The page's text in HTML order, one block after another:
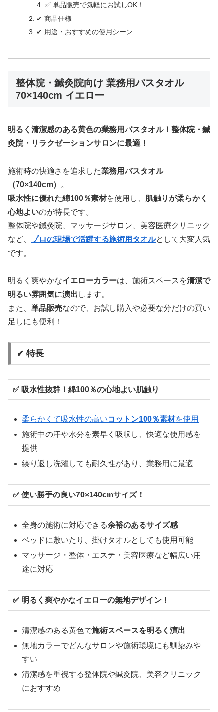
✅ 単品販売で気軽にお試しOK！
✔ 商品仕様
✔ 用途・おすすめの使用シーン
整体院・鍼灸院向け 業務用バスタオル
70×140cm イエロー
明るく清潔感のある黄色の業務用バスタオル！整体院・鍼
灸院・リラクゼーションサロンに最適！
施術時の快適さを追求した業務用バスタオル
（70×140cm）
。
吸水性に優れた綿100％素材を使用し、 肌触りが柔らかく
心地よいのが特長です。
整体院や鍼灸院、マッサージサロン、美容医療クリニック
など、 プロの現場で活躍する施術用タオルとして大変人気
です。
明るく爽やかなイエローカラーは、施術スペースを清潔で
明るい雰囲気に演出 します。
また、 単品販売なので、お試し購入や必要な分だけの買い
足しにも便利！
✔ 特長
✅ 吸水性抜群！綿100％の心地よい肌触り
柔らかくて吸水性の高いコットン100％素材を使用
施術中の汗や水分を素早く吸収し、快適な使用感を
提供
繰り返し洗濯しても耐久性があり、業務用に最適
✅ 使い勝手の良い70×140cmサイズ！
全身の施術に対応できる余裕のあるサイズ感
ベッドに敷いたり、掛けタオルとしても使用可能
マッサージ・整体・エステ・美容医療など幅広い用
途に対応
✅ 明るく爽やかなイエローの無地デザイン！
清潔感のある黄色で施術スペースを明るく演出
無地カラーでどんなサロンや施術環境にも馴染みや
すい
清潔感を重視する整体院や鍼灸院、美容クリニック
におすすめ